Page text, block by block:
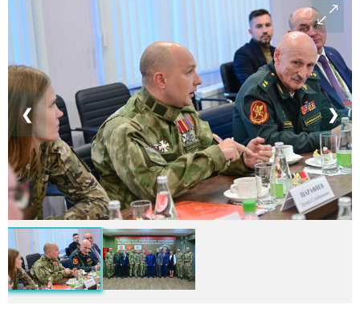
❮ ❯